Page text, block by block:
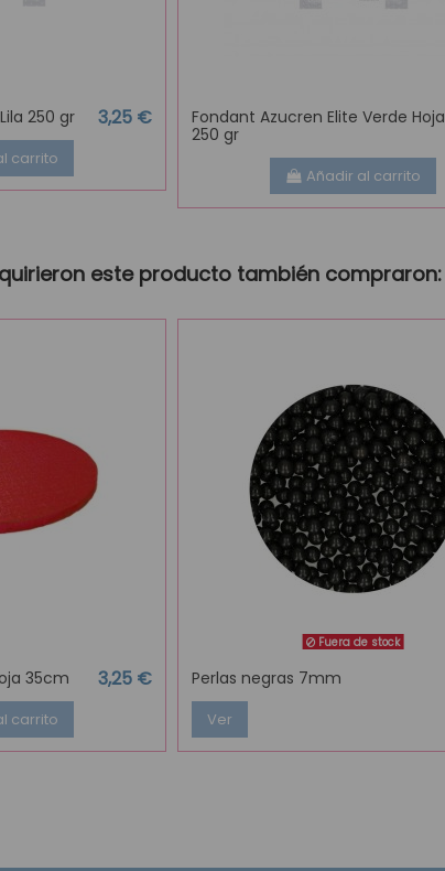
250 gr 3,25 €
carrito
Fondant Azucren Elite Verde Hoja
250 gr
Añadir al carrito
este producto también compraron:
35cm 3,25 €
carrito
Fuera de stock
Perlas negras 7mm
Ver